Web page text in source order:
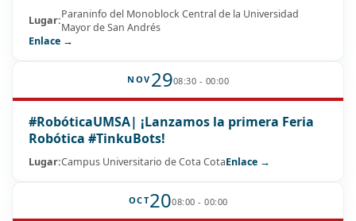
Lugar:Paraninfo del Monoblock Central de la Universidad
Mayor de San Andrés
Enlace →
NOV 2908:30 - 00:00
#RobóticaUMSA| ¡Lanzamos la primera Feria
Robótica #TinkuBots!
Lugar:Campus Universitario de Cota CotaEnlace →
OCT2008:00 - 00:00